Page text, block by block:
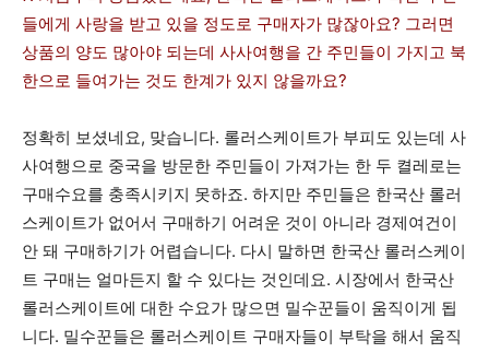
들에게 사랑을 받고 있을 정도로 구매자가 많잖아요? 그러면
상품의 양도 많아야 되는데 사사여행을 간 주민들이 가지고 북
한으로 들여가는 것도 한계가 있지 않을까요?
정확히 보셨네요, 맞습니다. 롤러스케이트가 부피도 있는데 사
사여행으로 중국을 방문한 주민들이 가져가는 한 두 켤레로는
구매수요를 충족시키지 못하죠. 하지만 주민들은 한국산 롤러
스케이트가 없어서 구매하기 어려운 것이 아니라 경제여건이
안 돼 구매하기가 어렵습니다. 다시 말하면 한국산 롤러스케이
트 구매는 얼마든지 할 수 있다는 것인데요. 시장에서 한국산
롤러스케이트에 대한 수요가 많으면 밀수꾼들이 움직이게 됩
니다. 밀수꾼들은 롤러스케이트 구매자들이 부탁을 해서 움직